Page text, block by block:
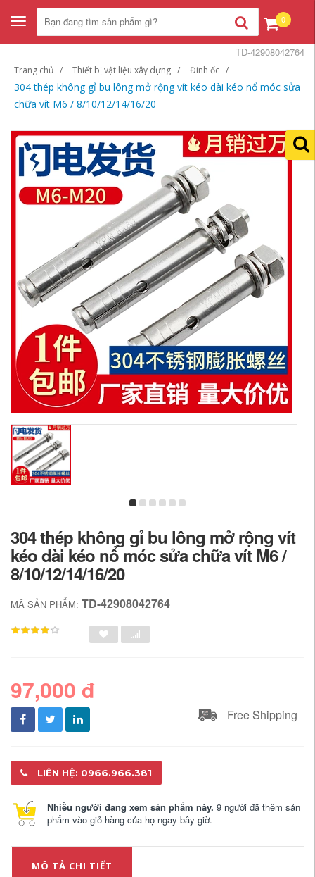
Toggle
navigation
0
Trang chủ Thiết bị vật liệu xây dựng Đinh ốc
304 thép không gỉ bu lông mở rộng vít kéo dài kéo nổ móc sửa
chữa vít M6 / 8/10/12/14/16/20
TD-42908042764
304 thép không gỉ bu lông mở rộng vít
kéo dài kéo nổ móc sửa chữa vít M6 /
8/10/12/14/16/20
MÃ SẢN PHẨM: TD-42908042764
97,000 đ
Free Shipping
LIÊN HỆ: 0966.966.381
Nhiều người đang xem sản phẩm này. 9 người đã thêm sản
phẩm vào giỏ hàng của họ ngay bây giờ.
MÔ TẢ CHI TIẾT